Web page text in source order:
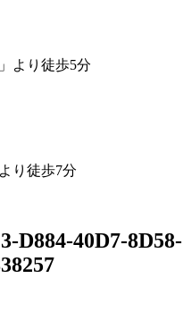
より徒歩5分
り徒歩7分
D884-40D7-8D58-